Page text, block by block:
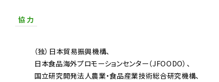
協 力
（独）日本貿易振興機構
日本食品海外プロモーションセンター（JFOODO）
国立研究開発法人農業・食品産業技術総合研究機構